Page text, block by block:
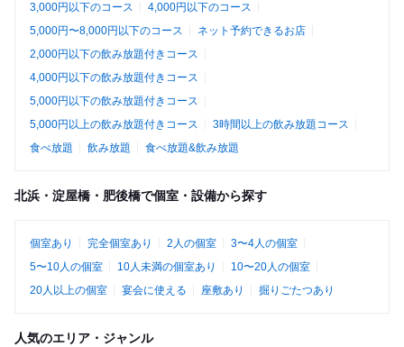
3,000円以下のコース
4,000円以下のコース
5,000円〜8,000円以下のコース
ネット予約できるお店
2,000円以下の飲み放題付きコース
4,000円以下の飲み放題付きコース
5,000円以下の飲み放題付きコース
5,000円以上の飲み放題付きコース
3時間以上の飲み放題コース
食べ放題
飲み放題 食べ放題&飲み放題
北浜・淀屋橋・肥後橋で個室・設備から探す
個室あり 完全個室あり 2人の個室
3〜4人の個室
5〜10人の個室
10人未満の個室あり
10〜20人の個室
20人以上の個室
宴会に使える 座敷あり 掘りごたつあり
人気のエリア・ジャンル